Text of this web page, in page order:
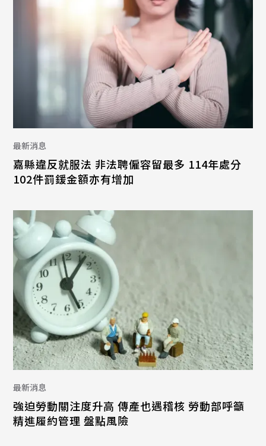
最新消息
嘉縣違反就服法 非法聘僱容留最多 114年處分
102件罰鍰金額亦有增加
最新消息
強迫勞動關注度升高 傳產也遇稽核 勞動部呼籲
精進履約管理 盤點風險